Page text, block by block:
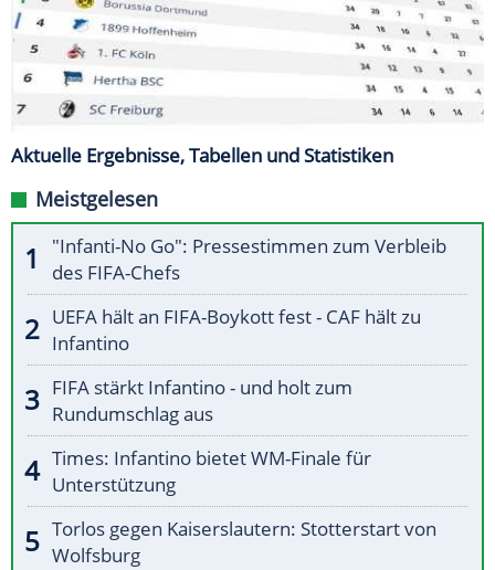
Aktuelle Ergebnisse, Tabellen und Statistiken
Meistgelesen
"Infanti-No Go": Pressestimmen zum Verbleib
des FIFA-Chefs
UEFA hält an FIFA-Boykott fest - CAF hält zu
Infantino
FIFA stärkt Infantino - und holt zum
Rundumschlag aus
Times: Infantino bietet WM-Finale für
Unterstützung
Torlos gegen Kaiserslautern: Stotterstart von
Wolfsburg